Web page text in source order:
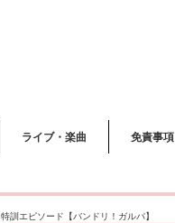
ライブ・楽曲 免責事項
訓エピソード【バンドリ！ガルパ】